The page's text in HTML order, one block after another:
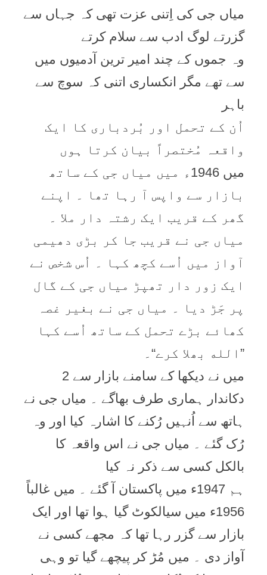
میاں جی کی اِتنی عزت تھی کہ جہاں سے
گزرتے لوگ ادب سے سلام کرتے
وہ جموں کے چند امیر ترین آدمیوں میں
سے تھے مگر انکساری اتنی کہ سوچ سے
باہر
اُن کے تحمل اور بُردباری کا ایک
واقعہ مُختصراً بیان کرتا ہوں
میں 1946ء میں میاں جی کے ساتھ
بازار سے واپس آ رہا تھا ۔ اپنے
گھر کے قریب ایک رشتہ دار ملا ۔
میاں جی نے قریب جا کر بڑی دھیمی
آواز میں اُسے کچھ کہا ۔ اُس شخص نے
ایک زور دار تھپڑ میاں جی کے گال
پر جَڑ دیا ۔ میاں جی نے بغیر غصہ
کھائے بڑے تحمل کے ساتھ اُسے کہا
”الله بھلا کرے“۔
میں نے دیکھا کے سامنے بازار سے 2
دکاندار ہماری طرف بھاگے ۔ میاں جی نے
ہاتھ سے اُنہیں رُکنے کا اشارہ کیا اور وہ
رُک گئے ۔ میاں جی نے اس واقعہ کا
بالکل کسی سے ذکر نہ کیا
ہم 1947ء میں پاکستان آ گئے ۔ میں غالباً
1956ء میں سیالکوٹ گیا ہوا تھا اور ایک
بازار سے گزر رہا تھا کہ مجھے کسی نے
آواز دی ۔ میں مُڑ کر پیچھے گیا تو وہی